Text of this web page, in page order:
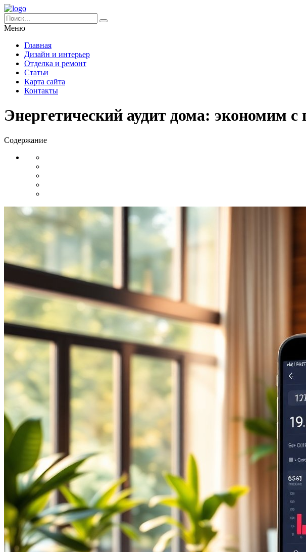
Меню
Главная
Дизайн и интерьер
Отделка и ремонт
Статьи
Карта сайта
Контакты
Энергетический аудит дома: экономим
Содержание